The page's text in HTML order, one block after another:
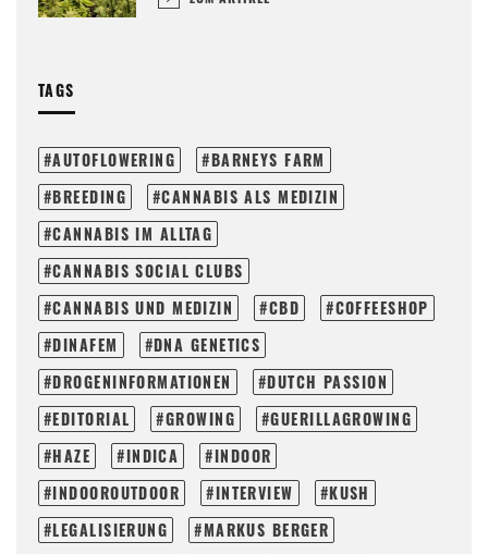
TAGS
AUTOFLOWERING
BARNEYS FARM
BREEDING
CANNABIS ALS MEDIZIN
CANNABIS IM ALLTAG
CANNABIS SOCIAL CLUBS
CANNABIS UND MEDIZIN
CBD
COFFEESHOP
DINAFEM
DNA GENETICS
DROGENINFORMATIONEN
DUTCH PASSION
EDITORIAL
GROWING
GUERILLAGROWING
HAZE
INDICA
INDOOR
INDOOROUTDOOR
INTERVIEW
KUSH
LEGALISIERUNG
MARKUS BERGER